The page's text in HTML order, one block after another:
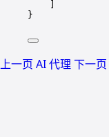
}
上一页 AI 代理 下一页